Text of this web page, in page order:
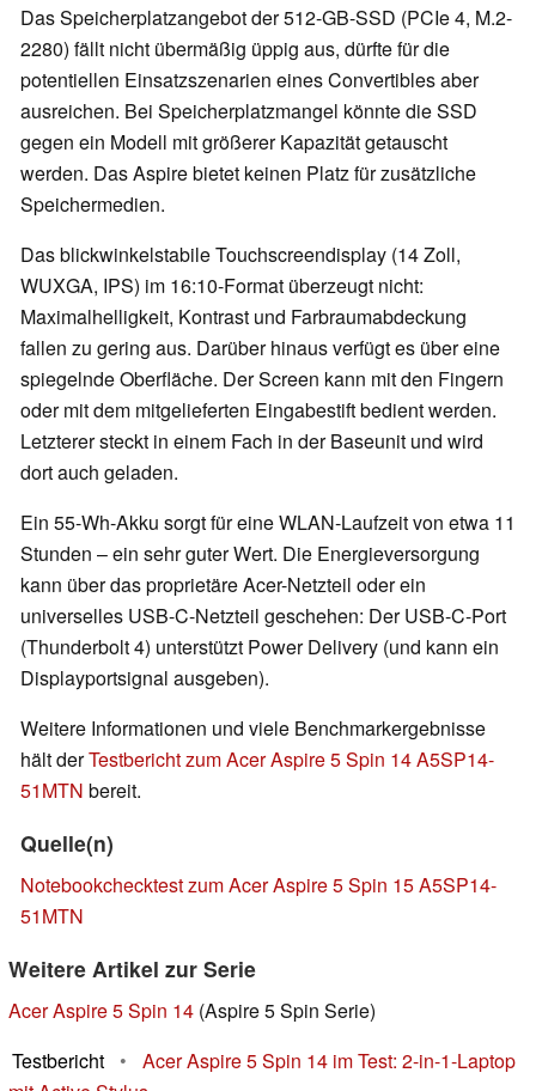
Das Speicherplatzangebot der 512-GB-SSD (PCIe 4, M.2-
2280) fällt nicht übermäßig üppig aus, dürfte für die
potentiellen Einsatzszenarien eines Convertibles aber
ausreichen. Bei Speicherplatzmangel könnte die SSD
gegen ein Modell mit größerer Kapazität getauscht
werden. Das Aspire bietet keinen Platz für zusätzliche
Speichermedien.
Das blickwinkelstabile Touchscreendisplay (14 Zoll,
WUXGA, IPS) im 16:10-Format überzeugt nicht:
Maximalhelligkeit, Kontrast und Farbraumabdeckung
fallen zu gering aus. Darüber hinaus verfügt es über eine
spiegelnde Oberfläche. Der Screen kann mit den Fingern
oder mit dem mitgelieferten Eingabestift bedient werden.
Letzterer steckt in einem Fach in der Baseunit und wird
dort auch geladen.
Ein 55-Wh-Akku sorgt für eine WLAN-Laufzeit von etwa 11
Stunden – ein sehr guter Wert. Die Energieversorgung
kann über das proprietäre Acer-Netzteil oder ein
universelles USB-C-Netzteil geschehen: Der USB-C-Port
(Thunderbolt 4) unterstützt Power Delivery (und kann ein
Displayportsignal ausgeben).
Weitere Informationen und viele Benchmarkergebnisse
hält derTestbericht zum Acer Aspire 5 Spin 14 A5SP14-
51MTN bereit.
Quelle(n)
Notebookchecktest zum Acer Aspire 5 Spin 15 A5SP14-
51MTN
Weitere Artikel zur Serie
Acer Aspire 5 Spin 14 (Aspire 5 Spin Serie)
Testbericht
•
Acer Aspire 5 Spin 14 im Test: 2-in-1-Laptop